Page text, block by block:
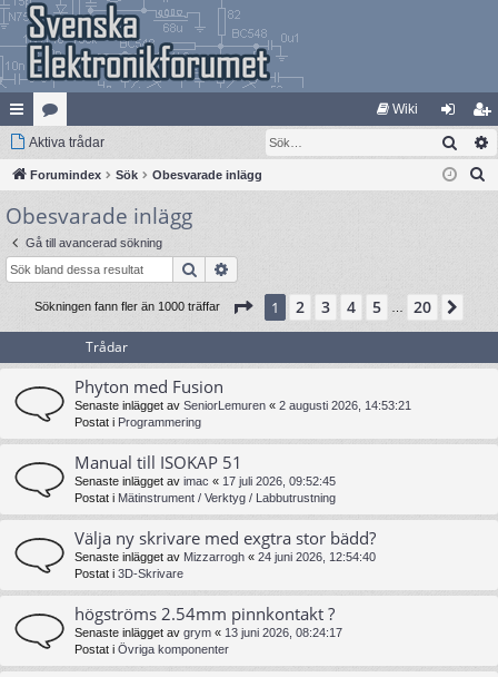
na
bb
lä
nk
ar
at
eg
ori
er
Wiki
og
ga
li
m
Aktiva trådar Sök
Forumindex Sök Obesvarade inlägg
Obesvarade inlägg
Gå till avancerad sökning
Sök
Sökningen fann fler än 1000 träffar Sida 1av20
1 2 3 4 5 20
Trådar
Phyton med Fusion
Senaste inlägget av SeniorLemuren « 2 augusti 2026, 14:53:21
Postat i Programmering
Manual till ISOKAP 51
Senaste inlägget av imac « 17 juli 2026, 09:52:45
Postat i Mätinstrument / Verktyg / Labbutrustning
Välja ny skrivare med exgtra stor bädd?
Senaste inlägget av Mizzarrogh « 24 juni 2026, 12:54:40
Postat i 3D-Skrivare
högströms 2.54mm pinnkontakt ?
Senaste inlägget av grym « 13 juni 2026, 08:24:17
Postat i Övriga komponenter